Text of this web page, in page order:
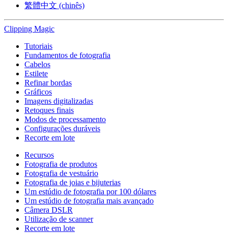
繁體中文 (chinês)
Clipping Magic
Tutoriais
Fundamentos de fotografia
Cabelos
Estilete
Refinar bordas
Gráficos
Imagens digitalizadas
Retoques finais
Modos de processamento
Configurações duráveis
Recorte em lote
Recursos
Fotografia de produtos
Fotografia de vestuário
Fotografia de joias e bijuterias
Um estúdio de fotografia por 100 dólares
Um estúdio de fotografia mais avançado
Câmera DSLR
Utilização de scanner
Recorte em lote